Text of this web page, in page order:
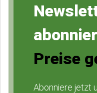
Preise
Abonniere jetzt